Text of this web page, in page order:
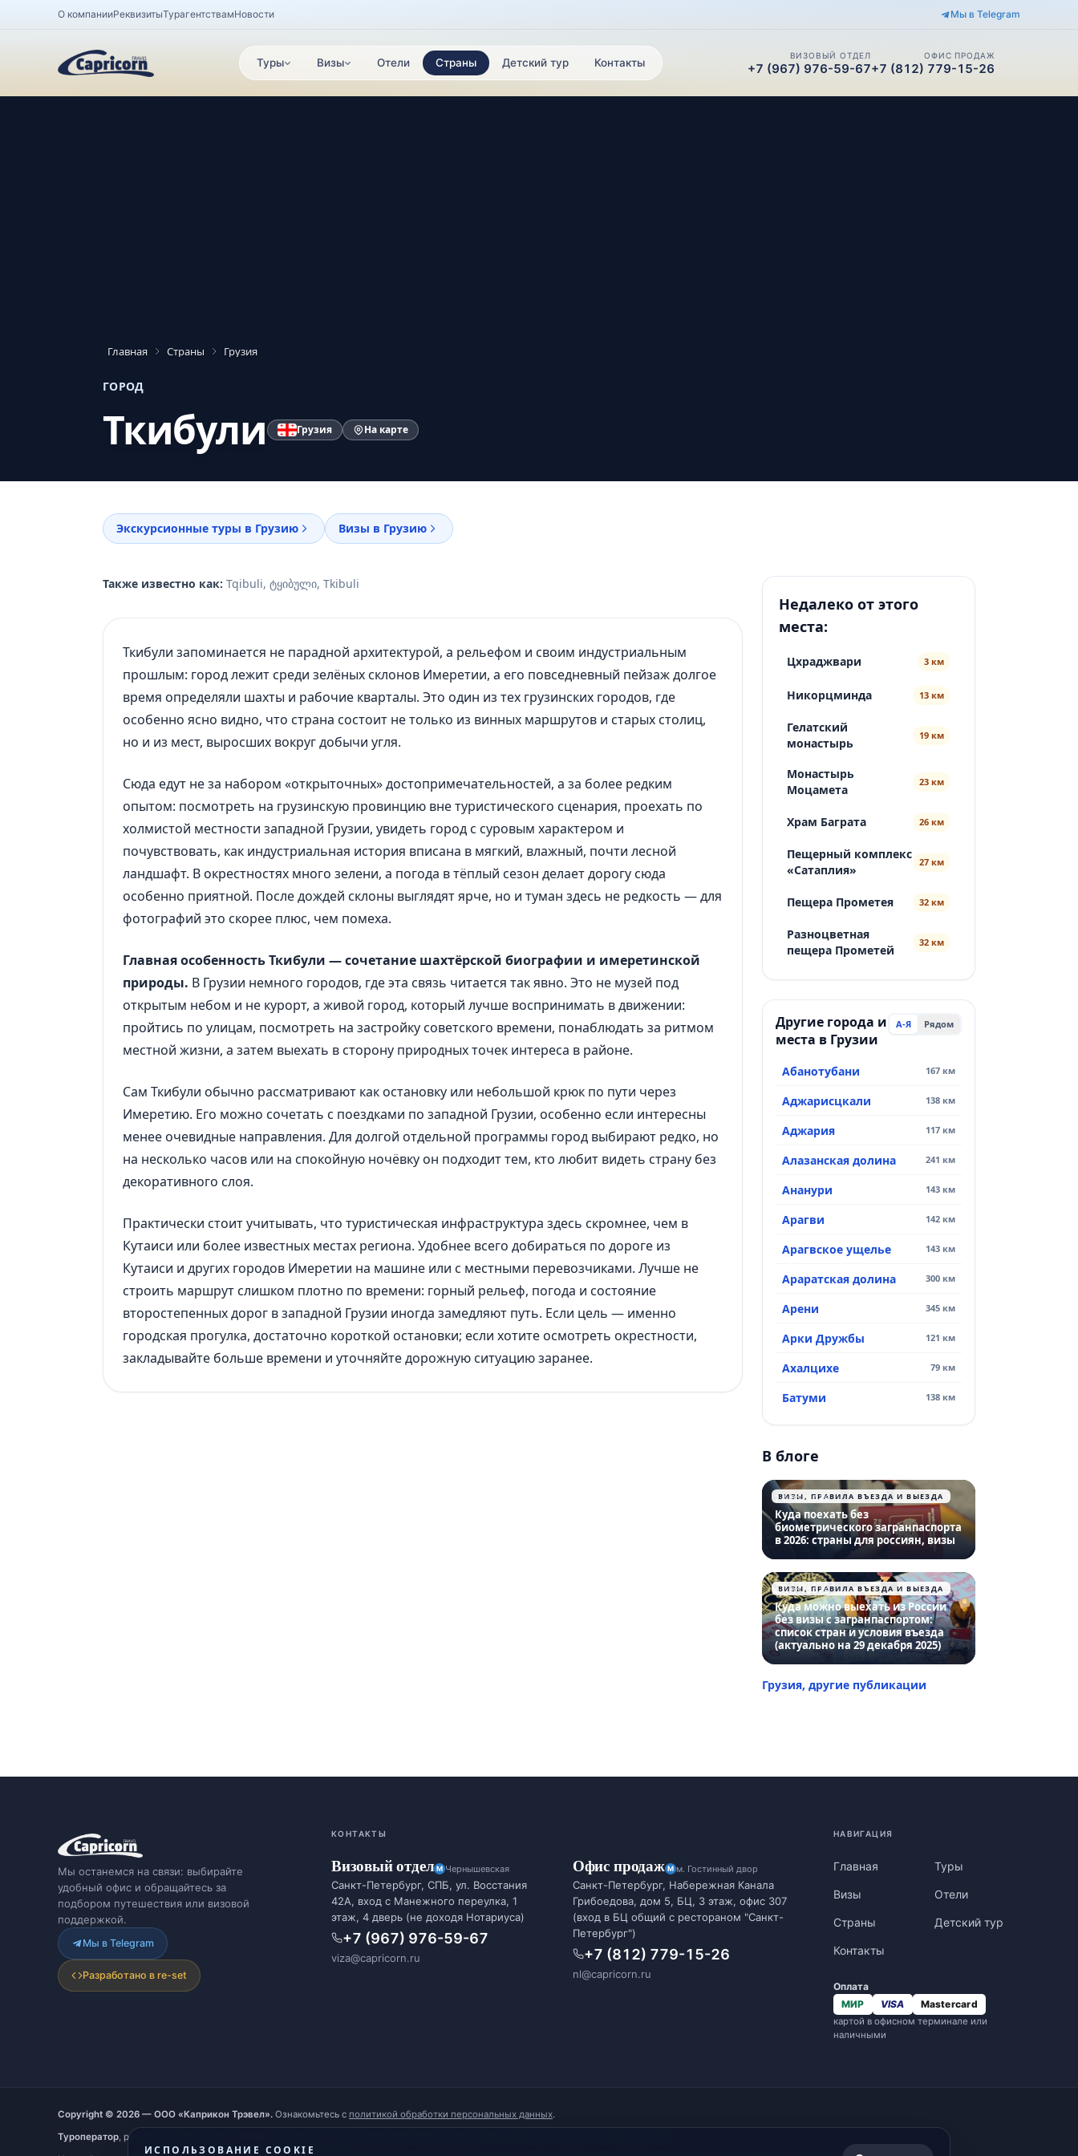
О компанииРеквизитыТурагентствамНовости Мы в Telegram
Туры Визы Отели Страны Детский тур Контакты
ВИЗОВЫЙ ОТДЕЛ
+7 (967) 976-59-67
ОФИС ПРОДАЖ
+7 (812) 779-15-26
Главная Страны Грузия
ГОРОД
Ткибули Грузия На карте
Экскурсионные туры в Грузию Визы в Грузию
Также известно как: Tqibuli, ტყიბული, Tkibuli
Ткибули запоминается не парадной архитектурой, а рельефом и своим индустриальным
прошлым: город лежит среди зелёных склонов Имеретии, а его повседневный пейзаж долгое
время определяли шахты и рабочие кварталы. Это один из тех грузинских городов, где
особенно ясно видно, что страна состоит не только из винных маршрутов и старых столиц,
но и из мест, выросших вокруг добычи угля.
Сюда едут не за набором «открыточных» достопримечательностей, а за более редким
опытом: посмотреть на грузинскую провинцию вне туристического сценария, проехать по
холмистой местности западной Грузии, увидеть город с суровым характером и
почувствовать, как индустриальная история вписана в мягкий, влажный, почти лесной
ландшафт. В окрестностях много зелени, а погода в тёплый сезон делает дорогу сюда
особенно приятной. После дождей склоны выглядят ярче, но и туман здесь не редкость — для
фотографий это скорее плюс, чем помеха.
Главная особенность Ткибули — сочетание шахтёрской биографии и имеретинской
природы. В Грузии немного городов, где эта связь читается так явно. Это не музей под
открытым небом и не курорт, а живой город, который лучше воспринимать в движении:
пройтись по улицам, посмотреть на застройку советского времени, понаблюдать за ритмом
местной жизни, а затем выехать в сторону природных точек интереса в районе.
Сам Ткибули обычно рассматривают как остановку или небольшой крюк по пути через
Имеретию. Его можно сочетать с поездками по западной Грузии, особенно если интересны
менее очевидные направления. Для долгой отдельной программы город выбирают редко, но
на несколько часов или на спокойную ночёвку он подходит тем, кто любит видеть страну без
декоративного слоя.
Практически стоит учитывать, что туристическая инфраструктура здесь скромнее, чем в
Кутаиси или более известных местах региона. Удобнее всего добираться по дороге из
Кутаиси и других городов Имеретии на машине или с местными перевозчиками. Лучше не
строить маршрут слишком плотно по времени: горный рельеф, погода и состояние
второстепенных дорог в западной Грузии иногда замедляют путь. Если цель — именно
городская прогулка, достаточно короткой остановки; если хотите осмотреть окрестности,
закладывайте больше времени и уточняйте дорожную ситуацию заранее.
Недалеко от этого
места:
Цхраджвари 3 км
Никорцминда 13 км
Гелатский
монастырь
19 км
Монастырь
Моцамета
23 км
Храм Баграта 26 км
Пещерный комплекс
«Сатаплия»
27 км
Пещера Прометея 32 км
Разноцветная
пещера Прометей
32 км
Другие города и
места в Грузии
А-Я Рядом
Абанотубани 167 км
Аджарисцкали 138 км
Аджария 117 км
Алазанская долина 241 км
Ананури 143 км
Арагви 142 км
Арагвское ущелье 143 км
Араратская долина 300 км
Арени 345 км
Арки Дружбы 121 км
Ахалцихе 79 км
Батуми 138 км
В блоге
ВИЗЫ, ПРАВИЛА ВЪЕЗДА И ВЫЕЗДА
24.01.2026
Куда поехать без
биометрического загранпаспорта
в 2026: страны для россиян, визы
ВИЗЫ, ПРАВИЛА ВЪЕЗДА И ВЫЕЗДА
01.01.2026
Куда можно выехать из России
без визы с загранпаспортом:
список стран и условия въезда
(актуально на 29 декабря 2025)
Грузия, другие публикации
ИСПОЛЬЗОВАНИЕ COOKIE
Мы останемся на связи: выбирайте
удобный офис и обращайтесь за
подбором путешествия или визовой
поддержкой.
Мы в Telegram
Разработано в re-set
КОНТАКТЫ
Визовый отдел Чернышевская
Санкт-Петербург, СПБ, ул. Восстания
42А, вход с Манежного переулка, 1
этаж, 4 дверь (не доходя Нотариуса)
+7 (967) 976-59-67
viza@capricorn.ru
Офис продаж м. Гостинный двор
Санкт-Петербург, Набережная Канала
Грибоедова, дом 5, БЦ, 3 этаж, офис 307
(вход в БЦ общий с рестораном "Санкт-
Петербург")
+7 (812) 779-15-26
nl@capricorn.ru
НАВИГАЦИЯ
Главная Туры
Визы Отели
Страны Детский тур
Контакты
Оплата
МИР
VISA Mastercard
картой в офисном терминале или
наличными
Copyright © 2026 — ООО «Каприкон Трэвел». Ознакомьтесь с политикой обработки персональных данных.
Туроператор, реестровый номер